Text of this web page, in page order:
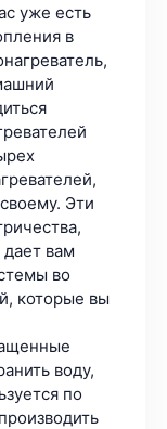
уже есть
в
Эти
дает вам
во
которые вы
воду,
по